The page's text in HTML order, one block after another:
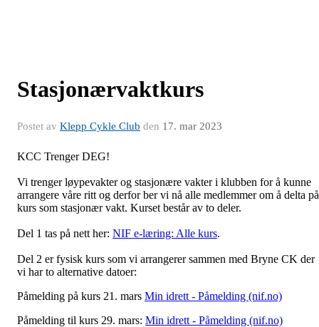
Stasjonærvaktkurs
Postet av Klepp Cykle Club den 17. mar 2023
KCC Trenger DEG!
Vi trenger løypevakter og stasjonære vakter i klubben for å kunne
arrangere våre ritt og derfor ber vi nå alle medlemmer om å delta på
kurs som stasjonær vakt. Kurset består av to deler.
Del 1 tas på nett her: NIF e-læring: Alle kurs.
Del 2 er fysisk kurs som vi arrangerer sammen med Bryne CK der
vi har to alternative datoer:
Påmelding på kurs 21. mars Min idrett - Påmelding (nif.no)
Påmelding til kurs 29. mars: Min idrett - Påmelding (nif.no)